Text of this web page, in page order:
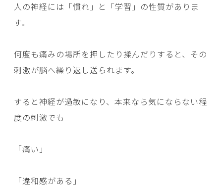
人の神経には「慣れ」と「学習」の性質がありま
す。
何度も痛みの場所を押したり揉んだりすると、その
刺激が脳へ繰り返し送られます。
すると神経が過敏になり、本来なら気にならない程
度の刺激でも
「痛い」
「違和感がある」